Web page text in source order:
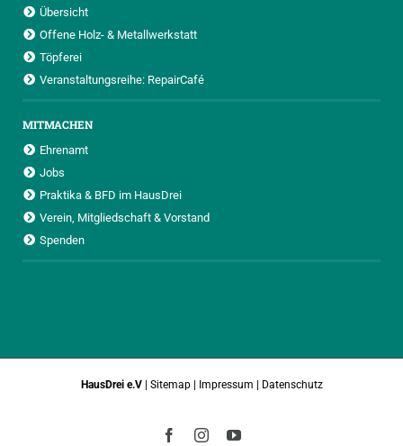
Übersicht
Offene Holz- & Metallwerkstatt
Töpferei
Veranstaltungsreihe: RepairCafé
MITMACHEN
Ehrenamt
Jobs
Praktika & BFD im HausDrei
Verein, Mitgliedschaft & Vorstand
Spenden
HausDrei e.V | Sitemap| Impressum | Datenschutz
FacebookInstagramYouTube